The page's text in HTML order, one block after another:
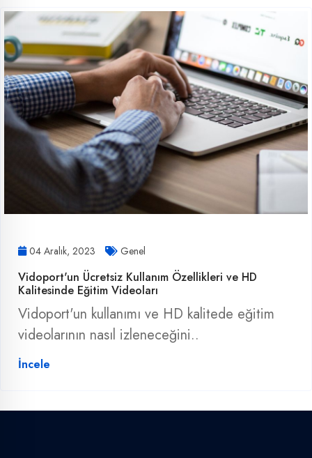
04 Aralık, 2023 Genel
Vidoport'un Ücretsiz Kullanım Özellikleri ve HD
Kalitesinde Eğitim Videoları
Vidoport'un kullanımı ve HD kalitede eğitim
videolarının nasıl izleneceğini..
İncele